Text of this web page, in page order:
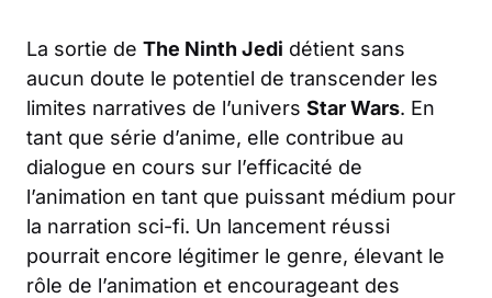
La sortie de The Ninth Jedi détient sans
aucun doute le potentiel de transcender les
limites narratives de l’univers Star Wars. En
tant que série d’anime, elle contribue au
dialogue en cours sur l’efficacité de
l’animation en tant que puissant médium pour
la narration sci-fi. Un lancement réussi
pourrait encore légitimer le genre, élevant le
rôle de l’animation et encourageant des